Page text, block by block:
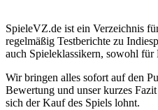
SpieleVZ.de ist ein Verzeichnis
regelmäßig Testberichte zu
auch Spieleklassikern, sowohl für
Wir bringen alles sofort auf den
Bewertung und unser kurzes
sich der Kauf des Spiels lohnt.